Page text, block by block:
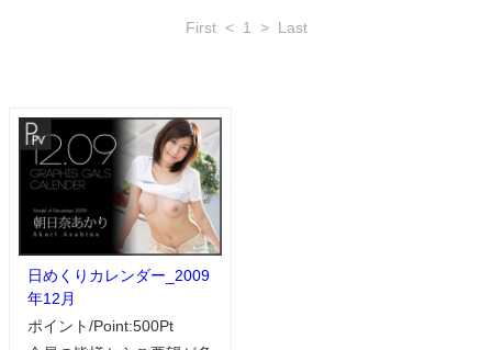
First < 1 > Last
日めくりカレンダー_2009
年12月
ポイント/Point:500Pt